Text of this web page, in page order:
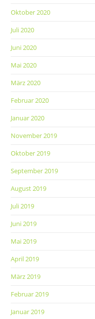
Oktober 2020
Juli 2020
Juni 2020
Mai 2020
März 2020
Februar 2020
Januar 2020
November 2019
Oktober 2019
September 2019
August 2019
Juli 2019
Juni 2019
Mai 2019
April 2019
März 2019
Februar 2019
Januar 2019